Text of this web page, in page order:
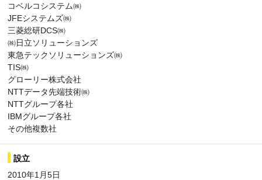
コベルコシステム㈱
JFEシステムズ㈱
三菱総研DCS㈱
㈱日立ソリューションズ
東急テックソリューションズ㈱
TIS㈱
グローリー株式会社
NTTデータ先端技術㈱
NTTグループ各社
IBMグループ各社
その他複数社
設立
2010年1月5日